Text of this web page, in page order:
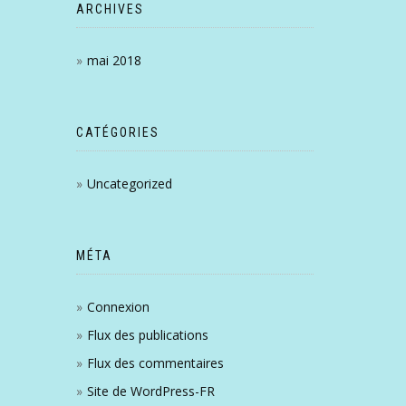
ARCHIVES
mai 2018
CATÉGORIES
Uncategorized
MÉTA
Connexion
Flux des publications
Flux des commentaires
Site de WordPress-FR